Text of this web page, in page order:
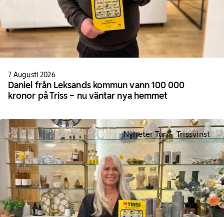
7 Augusti 2026
Daniel från Leksands kommun vann 100 000
kronor på Triss – nu väntar nya hemmet
Nyheter Tur Trissvinst